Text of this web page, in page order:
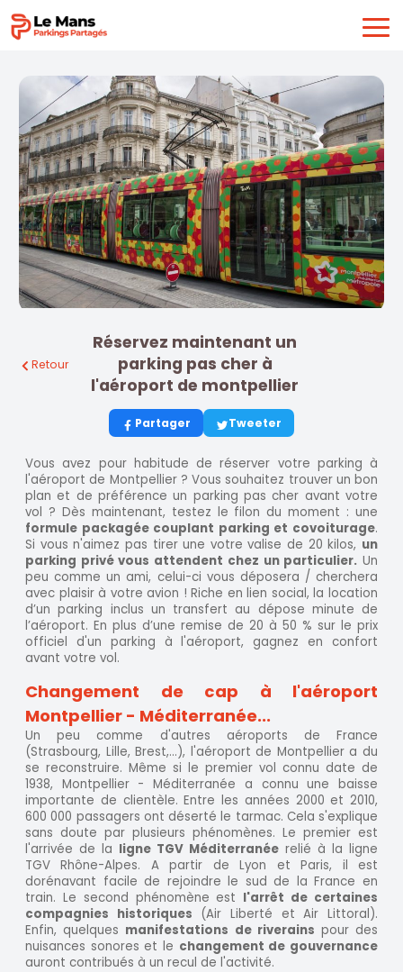
Retour
Réservez maintenant un
parking pas cher à
l'aéroport de montpellier
Partager Tweeter
Vous avez pour habitude de réserver votre parking à
l'aéroport de Montpellier ? Vous souhaitez trouver un bon
plan et de préférence un parking pas cher avant votre
vol ? Dès maintenant, testez le filon du moment : une
formule packagée couplant parking et covoiturage.
Si vous n'aimez pas tirer une votre valise de 20 kilos, un
parking privé vous attendent chez un particulier. Un
peu comme un ami, celui-ci vous déposera / cherchera
avec plaisir à votre avion ! Riche en lien social, la location
d’un parking inclus un transfert au dépose minute de
l’aéroport. En plus d’une remise de 20 à 50 % sur le prix
officiel d'un parking à l'aéroport, gagnez en confort
avant votre vol.
Changement de cap à l'aéroport
Montpellier - Méditerranée...
Un peu comme d'autres aéroports de France
(Strasbourg, Lille, Brest,...), l'aéroport de Montpellier a du
se reconstruire. Même si le premier vol connu date de
1938, Montpellier - Méditerranée a connu une baisse
importante de clientèle. Entre les années 2000 et 2010,
600 000 passagers ont déserté le tarmac. Cela s'explique
sans doute par plusieurs phénomènes. Le premier est
l'arrivée de la ligne TGV Méditerranée relié à la ligne
TGV Rhône-Alpes. A partir de Lyon et Paris, il est
dorénavant facile de rejoindre le sud de la France en
train. Le second phénomène est l'arrêt de certaines
compagnies historiques (Air Liberté et Air Littoral).
Enfin, quelques manifestations de riverains pour des
nuisances sonores et le changement de gouvernance
auront contribués à un recul de l'activité.